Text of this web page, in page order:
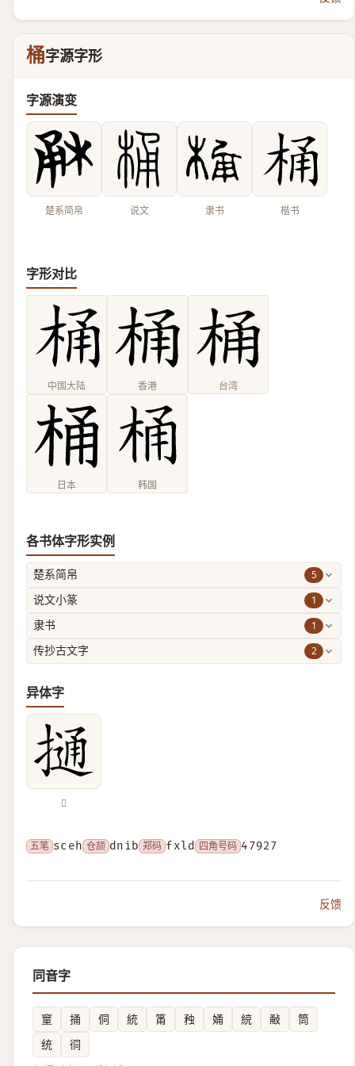
桶字源字形
字源演变
楚系简帛 说文 隶书 楷书
字形对比
中国大陆 香港 台湾
日本 韩国
各书体字形实例
楚系简帛 5
说文小篆 1
隶书 1
传抄古文字 2
异体字
𢳟
五笔 sceh 仓颉 dnib 郑码 fxld 四角号码 47927
反馈
同音字
䆹 捅 侗 統 筩 䂈 㛚 綂 㪌
筒
统
㣚